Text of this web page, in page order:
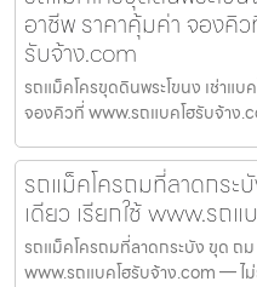
อาชีพ ราคาคุ้มค่า จองคิ
รับจ้าง.com
รถแม็คโครขุดดินพระโขนง เช่าแ
จองคิวที่ www.รถแบคโฮรับจ้าง
รถแม็คโครถมที่ลาดกระ
เดียว เรียกใช้ www.รถ
รถแม็คโครถมที่ลาดกระบัง ขุด ถม
www.รถแบคโฮรับจ้าง.com — ไ